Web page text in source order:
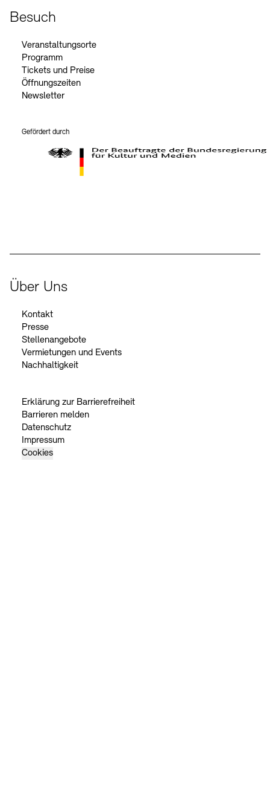
Besuch
Veranstaltungsorte
Programm
Tickets und Preise
Öffnungszeiten
Newsletter
Gefördert durch
Über Uns
Kontakt
Presse
Stellenangebote
Vermietungen und Events
Nachhaltigkeit
Erklärung zur Barrierefreiheit
Barrieren melden
Datenschutz
Impressum
Cookies